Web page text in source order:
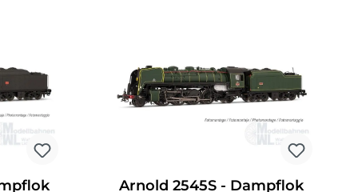
Arnold 2545S - Dampflok